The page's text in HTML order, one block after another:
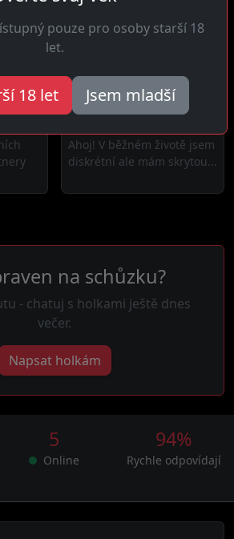
Růžena, 30 let
Ahoj! V běžném životě jsem
diskrétní ale mám skrytou...
na schůzku?
- chatuj s holkami ještě dnes
večer.
Napsat holkám
5
Online
94%
Rychle odpovídají
pouze pro osoby starší 18
let.
18 let Jsem mladší